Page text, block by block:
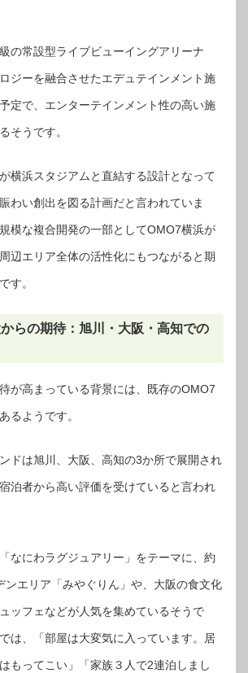
の常設型ライブビューイングアリーナ
ジーを融合させたエデュテインメント施
定で、エンターテインメント性の高い施
そうです。
横浜スタジアムと直結する設計となって
わい創出を図る計画だと言われていま
模な複合開発の一部としてOMO7横浜が
辺エリア全体の活性化にもつながると期
す。
らの期待：旭川・大阪・高知での
が高まっている背景には、既存のOMO7
るようです。
ドは旭川、大阪、高知の3か所で展開され
泊者から高い評価を受けていると言われ
なにわラグジュアリー」をテーマに、約
ンエリア「みやぐりん」や、大阪の食文化
ッフェなどが人気を集めているそうで
は、「部屋は大変気に入っています。居
もってこい」「家族３人で2連泊しまし